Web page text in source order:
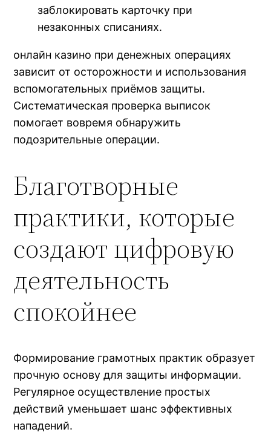
заблокировать карточку при
незаконных списаниях.
онлайн казино при денежных операциях
зависит от осторожности и использования
вспомогательных приёмов защиты.
Систематическая проверка выписок
помогает вовремя обнаружить
подозрительные операции.
Благотворные
практики, которые
создают цифровую
деятельность
спокойнее
Формирование грамотных практик образует
прочную основу для защиты информации.
Регулярное осуществление простых
действий уменьшает шанс эффективных
нападений.